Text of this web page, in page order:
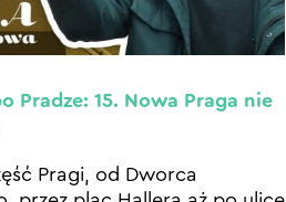
Pradze: 15. Nowa Praga nie
Pragi, od Dworca